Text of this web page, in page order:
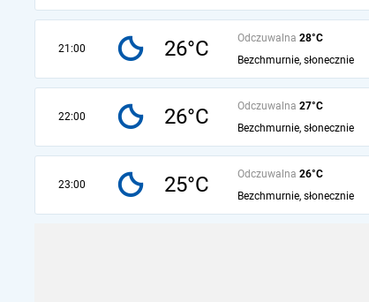
21:00 26°C Odczuwalna 28°C
Bezchmurnie, słonecznie
22:00 26°C Odczuwalna 27°C
Bezchmurnie, słonecznie
23:00 25°C Odczuwalna 26°C
Bezchmurnie, słonecznie